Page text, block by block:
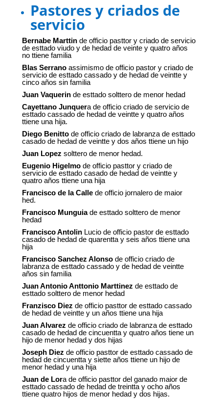
Pastores y criados de
servicio
Bernabe Marttin de officio pasttor y criado de servicio
de esttado viudo y de hedad de veinte y quatro años
no ttiene familia
Blas Serrano assimismo de officio pastor y criado de
servicio de esttado cassado y de hedad de veintte y
cinco años sin familia
Juan Vaquerin de esttado solttero de menor hedad
Cayettano Junquera de officio criado de servicio de
esttado cassado de hedad de veintte y quatro años
ttiene una hija.
Diego Benitto de officio criado de labranza de esttado
casado de hedad de veintte y dos años ttiene un hijo
Juan Lopez solttero de menor hedad.
Eugenio Higelmo de officio pasttor y criado de
servicio de esttado casado de hedad de veintte y
quatro años ttiene una hija
Francisco de la Calle de officio jornalero de maior
hed.
Francisco Munguia de esttado solttero de menor
hedad
Francisco Antolin Lucio de officio pastor de esttado
casado de hedad de quarentta y seis años ttiene una
hija
Francisco Sanchez Alonso de officio criado de
labranza de esttado cassado y de hedad de veintte
años sin familia
Juan Antonio Anttonio Marttinez de esttado de
esttado solttero de menor hedad
Franzisco Diez de officio pasttor de esttado cassado
de hedad de veintte y un años ttiene una hija
Juan Alvarez de officio criado de labranza de esttado
casado de hedad de cincuentta y quatro años tiene un
hijo de menor hedad y dos hijas
Joseph Diez de officio pasttor de esttado cassado de
hedad de cincuentta y siette años ttiene un hijo de
menor hedad y una hija
Juan de Lora de officio pasttor del ganado maior de
esttado cassado de hedad de treintta y ocho años
ttiene quatro hijos de menor hedad y dos hijas.